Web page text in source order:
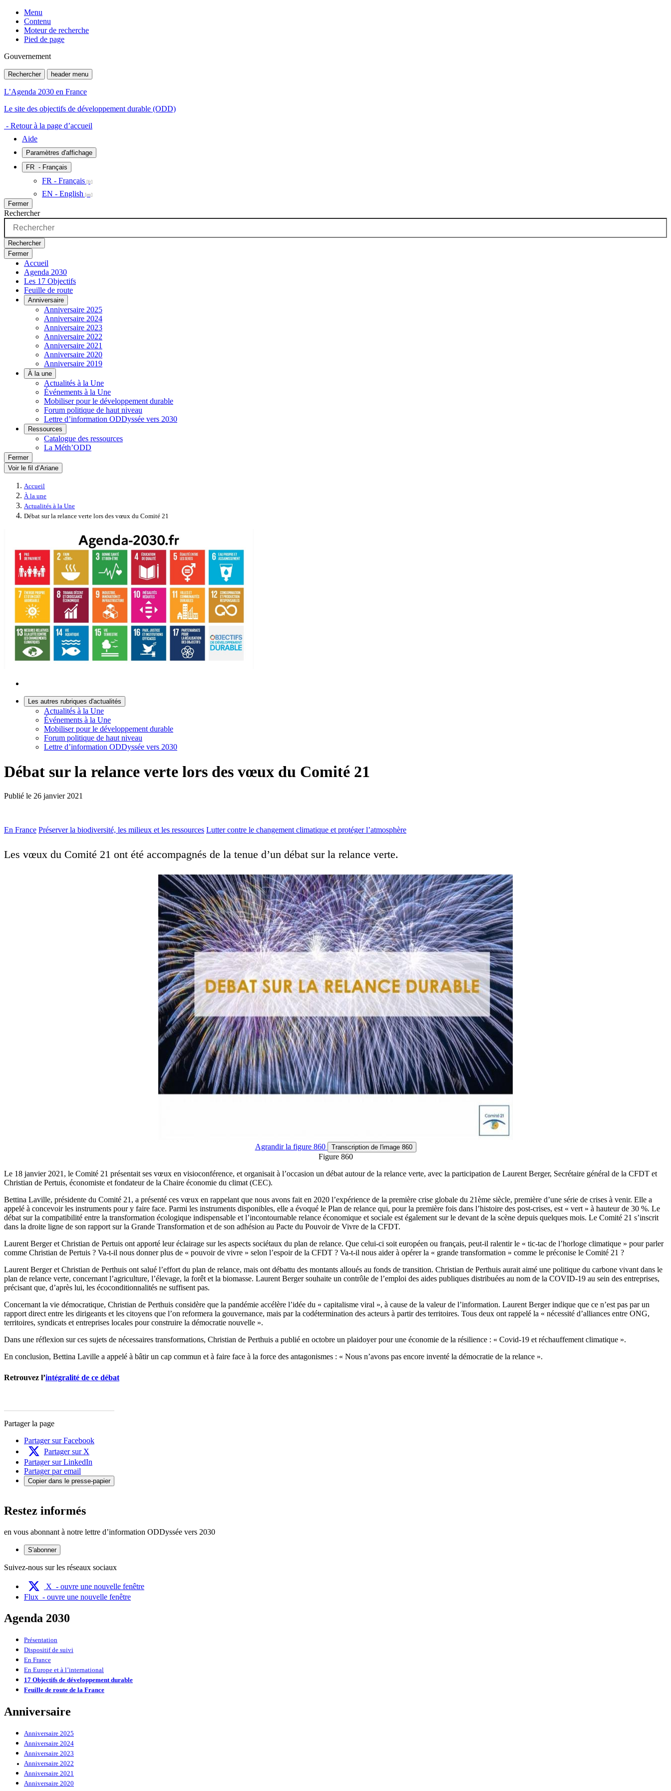
Menu
Contenu
Moteur de recherche
Pied de page
Gouvernement
Rechercher header menu
L’Agenda 2030 en France
Le site des objectifs de développement durable (ODD)
- Retour à la page d’accueil
Aide
Paramètres d'affichage
FR - Français
FR - Français
EN - English
Fermer
Rechercher
Rechercher
Fermer
Accueil
Agenda 2030
Les 17 Objectifs
Feuille de route
Anniversaire
Anniversaire 2025
Anniversaire 2024
Anniversaire 2023
Anniversaire 2022
Anniversaire 2021
Anniversaire 2020
Anniversaire 2019
À la une
Actualités à la Une
Événements à la Une
Mobiliser pour le développement durable
Forum politique de haut niveau
Lettre d’information ODDyssée vers 2030
Ressources
Catalogue des ressources
La Méth’ODD
Fermer
Voir le fil d’Ariane
Accueil
À la une
Actualités à la Une
Débat sur la relance verte lors des vœux du Comité 21
Les autres rubriques d'actualités
Actualités à la Une
Événements à la Une
Mobiliser pour le développement durable
Forum politique de haut niveau
Lettre d’information ODDyssée vers 2030
Débat sur la relance verte lors des vœux du Comité 21
Publié le 26 janvier 2021
En France Préserver la biodiversité, les milieux et les ressources Lutter contre le changement climatique et protéger l’atmosphère
Les vœux du Comité 21 ont été accompagnés de la tenue d’un débat sur la relance verte.
Agrandirla figure 860 Transcription de l'image 860
Figure 860
Le 18 janvier 2021, le Comité 21 présentait ses vœux en visioconférence, et organisait à l’occasion un débat autour de la relance verte, avec la participation de Laurent Berger, Secrétaire général de la CFDT et
Christian de Pertuis, économiste et fondateur de la Chaire économie du climat (CEC).
Bettina Laville, présidente du Comité 21, a présenté ces vœux en rappelant que nous avons fait en 2020 l’expérience de la première crise globale du 21ème siècle, première d’une série de crises à venir. Elle a
appelé à concevoir les instruments pour y faire face. Parmi les instruments disponibles, elle a évoqué le Plan de relance qui, pour la première fois dans l’histoire des post-crises, est « vert » à hauteur de 30 %. Le
débat sur la compatibilité entre la transformation écologique indispensable et l’incontournable relance économique et sociale est également sur le devant de la scène depuis quelques mois. Le Comité 21 s’inscrit
dans la droite ligne de son rapport sur la Grande Transformation et de son adhésion au Pacte du Pouvoir de Vivre de la CFDT.
Laurent Berger et Christian de Pertuis ont apporté leur éclairage sur les aspects sociétaux du plan de relance. Que celui-ci soit européen ou français, peut-il ralentir le « tic-tac de l’horloge climatique » pour parler
comme Christian de Pertuis ? Va-t-il nous donner plus de « pouvoir de vivre » selon l’espoir de la CFDT ? Va-t-il nous aider à opérer la « grande transformation » comme le préconise le Comité 21 ?
Laurent Berger et Christian de Perthuis ont salué l’effort du plan de relance, mais ont débattu des montants alloués au fonds de transition. Christian de Perthuis aurait aimé une politique du carbone vivant dans le
plan de relance verte, concernant l’agriculture, l’élevage, la forêt et la biomasse. Laurent Berger souhaite un contrôle de l’emploi des aides publiques distribuées au nom de la COVID-19 au sein des entreprises,
précisant que, d’après lui, les écoconditionnalités ne suffisent pas.
Concernant la vie démocratique, Christian de Perthuis considère que la pandémie accélère l’idée du « capitalisme viral », à cause de la valeur de l’information. Laurent Berger indique que ce n’est pas par un
rapport direct entre les dirigeants et les citoyens que l’on reformera la gouvernance, mais par la codétermination des acteurs à partir des territoires. Tous deux ont rappelé la « nécessité d’alliances entre ONG,
territoires, syndicats et entreprises locales pour construire la démocratie nouvelle ».
Dans une réflexion sur ces sujets de nécessaires transformations, Christian de Perthuis a publié en octobre un plaidoyer pour une économie de la résilience : « Covid-19 et réchauffement climatique ».
En conclusion, Bettina Laville a appelé à bâtir un cap commun et à faire face à la force des antagonismes : « Nous n’avons pas encore inventé la démocratie de la relance ».
Retrouvez l’intégralité de ce débat
Partager la page
Partager sur Facebook
Partager sur X
Partager sur LinkedIn
Partager par email
Copier dans le presse-papier
Restez informés
en vous abonnant à notre lettre d’information ODDyssée vers 2030
S'abonner
Suivez-nous sur les réseaux sociaux
X - ouvre une nouvelle fenêtre
Flux - ouvre une nouvelle fenêtre
Agenda 2030
Présentation
Dispositif de suivi
En France
En Europe et à l’international
17 Objectifs de développement durable
Feuille de route de la France
Anniversaire
Anniversaire 2025
Anniversaire 2024
Anniversaire 2023
Anniversaire 2022
Anniversaire 2021
Anniversaire 2020